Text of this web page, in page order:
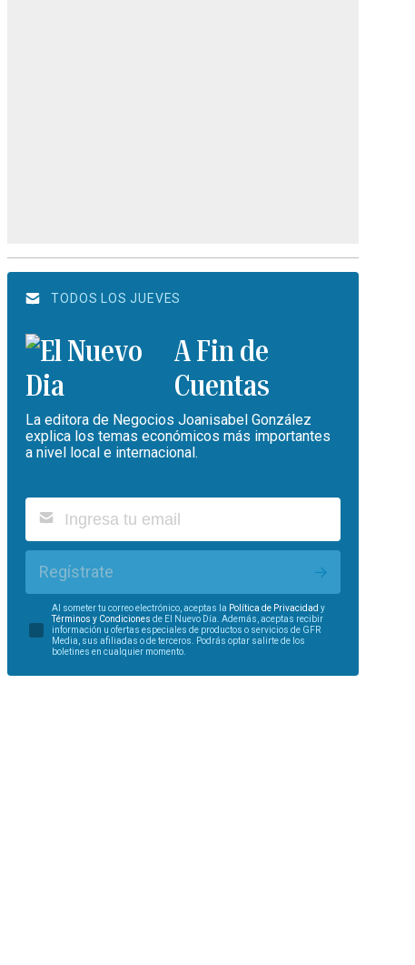
TODOS LOS JUEVES
A Fin de
Cuentas
La editora de Negocios Joanisabel González
explica los temas económicos más importantes
a nivel local e internacional.
Regístrate
Al someter tu correo electrónico, aceptas la Política de Privacidad y
Términos y Condiciones de El Nuevo Día. Además, aceptas recibir
información u ofertas especiales de productos o servicios de GFR
Media, sus afiliadas o de terceros. Podrás optar salirte de los
boletines en cualquier momento.